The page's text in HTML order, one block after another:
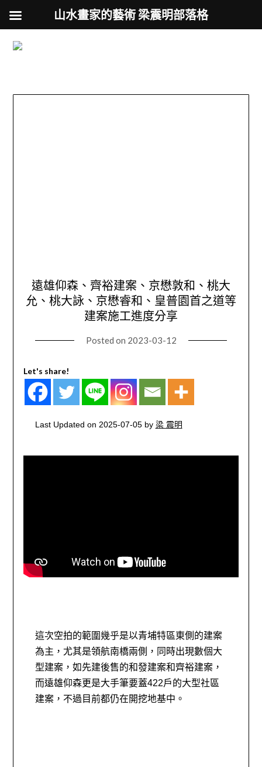
遠雄仰森、齊裕建案、京懋敦和、桃大
允、桃大詠、京懋睿和、皇普園首之道等
建案施工進度分享
Posted on 2023-03-12
Let's share!
Last Updated on 2025-07-05 by 梁 震明
這次空拍的範圍幾乎是以青埔特區東側的建案
為主，尤其是領航南橋兩側，同時出現數個大
型建案，如先建後售的和發建案和齊裕建案，
而遠雄仰森更是大手筆要蓋422戶的大型社區
建案，不過目前都仍在開挖地基中。
山水畫家的藝術 梁震明部落格